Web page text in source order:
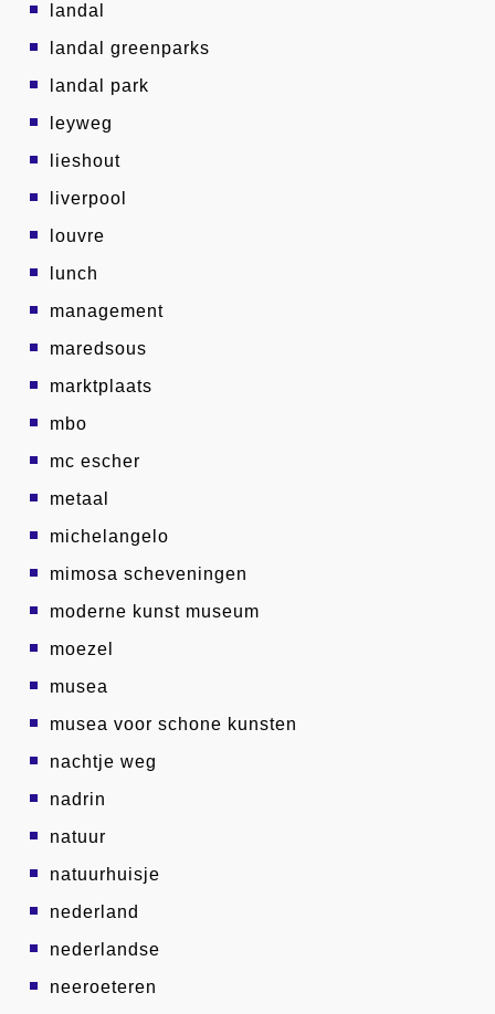
landal
landal greenparks
landal park
leyweg
lieshout
liverpool
louvre
lunch
management
maredsous
marktplaats
mbo
mc escher
metaal
michelangelo
mimosa scheveningen
moderne kunst museum
moezel
musea
musea voor schone kunsten
nachtje weg
nadrin
natuur
natuurhuisje
nederland
nederlandse
neeroeteren